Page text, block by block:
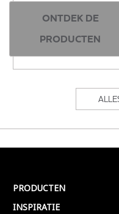
250 ml & 750 ml | 9
ONTDEK DE
PRODUCTEN
PRODUCTEN
INSPIRATIE